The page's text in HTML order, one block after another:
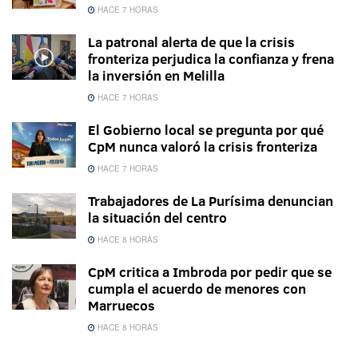
HACE 7 HORAS
La patronal alerta de que la crisis
fronteriza perjudica la confianza y frena
la inversión en Melilla
HACE 7 HORAS
El Gobierno local se pregunta por qué
CpM nunca valoró la crisis fronteriza
HACE 7 HORAS
Trabajadores de La Purísima denuncian
la situación del centro
HACE 8 HORAS
CpM critica a Imbroda por pedir que se
cumpla el acuerdo de menores con
Marruecos
HACE 8 HORAS